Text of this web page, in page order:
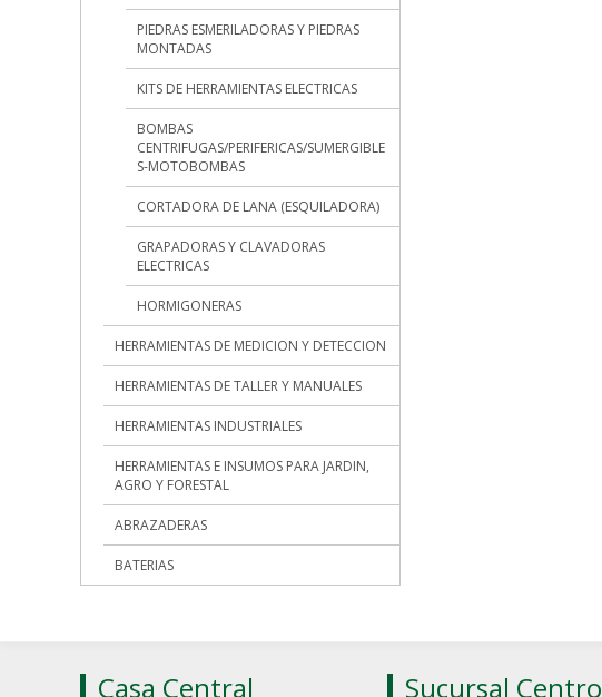
PIEDRAS ESMERILADORAS Y PIEDRAS
MONTADAS
KITS DE HERRAMIENTAS ELECTRICAS
BOMBAS
CENTRIFUGAS/PERIFERICAS/SUMERGIBLE
S-MOTOBOMBAS
CORTADORA DE LANA (ESQUILADORA)
GRAPADORAS Y CLAVADORAS
ELECTRICAS
HORMIGONERAS
HERRAMIENTAS DE MEDICION Y DETECCION
HERRAMIENTAS DE TALLER Y MANUALES
HERRAMIENTAS INDUSTRIALES
HERRAMIENTAS E INSUMOS PARA JARDIN,
AGRO Y FORESTAL
ABRAZADERAS
BATERIAS
Casa Central Sucursal Centro